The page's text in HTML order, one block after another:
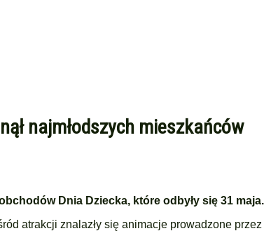
najmłodszych mieszkańców
Dnia Dziecka, które odbyły się 31 maja.
atrakcji znalazły się animacje prowadzone przez